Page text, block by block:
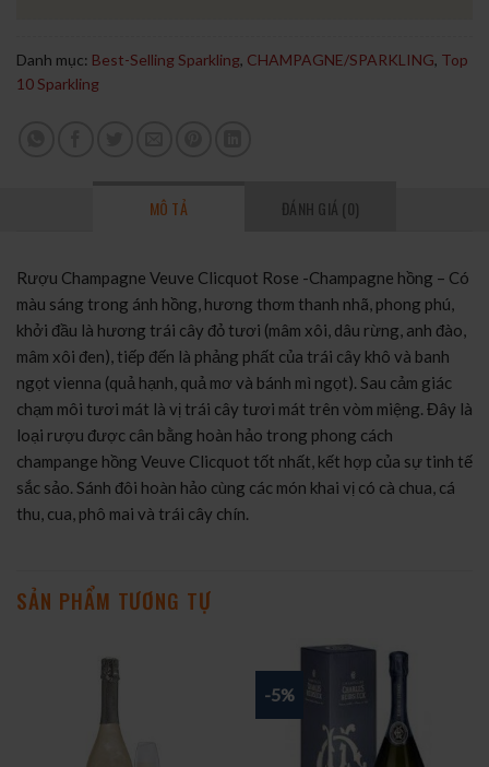
Danh mục: Best-Selling Sparkling, CHAMPAGNE/SPARKLING, Top
10 Sparkling
MÔ TẢ ĐÁNH GIÁ (0)
Rượu Champagne Veuve Clicquot Rose -Champagne hồng – Có
màu sáng trong ánh hồng, hương thơm thanh nhã, phong phú,
khởi đầu là hương trái cây đỏ tươi (mâm xôi, dâu rừng, anh đào,
mâm xôi đen), tiếp đến là phảng phất của trái cây khô và banh
ngọt vienna (quả hạnh, quả mơ và bánh mì ngọt). Sau cảm giác
chạm môi tươi mát là vị trái cây tươi mát trên vòm miệng. Đây là
loại rượu được cân bằng hoàn hảo trong phong cách
champange hồng Veuve Clicquot tốt nhất, kết hợp của sự tinh tế
sắc sảo. Sánh đôi hoàn hảo cùng các món khai vị có cà chua, cá
thu, cua, phô mai và trái cây chín.
SẢN PHẨM TƯƠNG TỰ
-5%